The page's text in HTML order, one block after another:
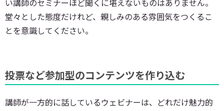
堂々とした態度だけれど、親しみのある雰囲気をつくるこ
とを意識してください。
投票など参加型のコンテンツを作り込む
講師が一方的に話しているウェビナーは、どれだけ魅力的